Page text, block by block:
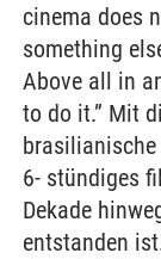
cinema does
something
Above all in
to do it.” Mit
6- stündiges
Dekade
entstanden